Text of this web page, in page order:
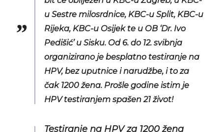
u Sestre milosrdnice, KBC-u Split, KBC-u
Rijeka, KBC-u Osijek te u OB ‘Dr. Ivo
Pedišić’ u Sisku. Od 6. do 12. svibnja
organizirano je besplatno testiranje na
HPV, bez uputnice i narudžbe, i to za
čak 1200 žena. Prošle godine istim je
HPV testiranjem spašen 21 život!
Testiranje na HPV za 1200 žena